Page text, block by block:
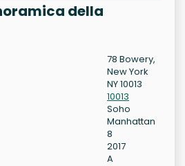
della
78 Bowery,
New York
NY 10013
10013
Soho
Manhattan
8
2017
A